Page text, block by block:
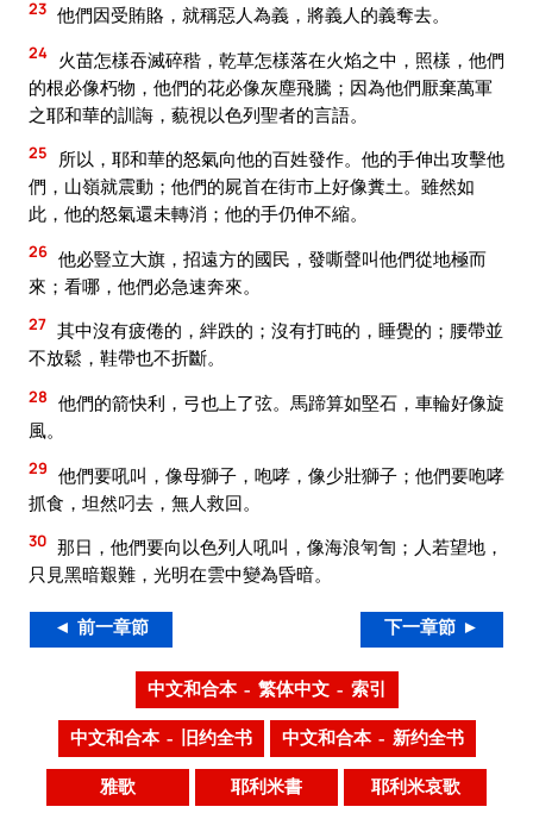
23 他們因受賄賂，就稱惡人為義，將義人的義奪去。
24 火苗怎樣吞滅碎稭，乾草怎樣落在火焰之中，照樣，他們
的根必像朽物，他們的花必像灰塵飛騰；因為他們厭棄萬軍
之耶和華的訓誨，藐視以色列聖者的言語。
25
所以，耶和華的怒氣向他的百姓發作。他的手伸出攻擊他
們，山嶺就震動；他們的屍首在街市上好像糞土。雖然如
此，他的怒氣還未轉消；他的手仍伸不縮。
26 他必豎立大旗，招遠方的國民，發嘶聲叫他們從地極而
來；看哪，他們必急速奔來。
27 其中沒有疲倦的，絆跌的；沒有打盹的，睡覺的；腰帶並
不放鬆，鞋帶也不折斷。
28 他們的箭快利，弓也上了弦。馬蹄算如堅石，車輪好像旋
風。
29 他們要吼叫，像母獅子，咆哮，像少壯獅子；他們要咆哮
抓食，坦然叼去，無人救回。
30 那日，他們要向以色列人吼叫，像海浪匉訇；人若望地，
只見黑暗艱難，光明在雲中變為昏暗。
◄ 前一章節 下一章節 ►
中文和合本 – 繁体中文 – 索引
中文和合本 – 旧约全书 中文和合本 – 新约全书
雅歌 耶利米書 耶利米哀歌